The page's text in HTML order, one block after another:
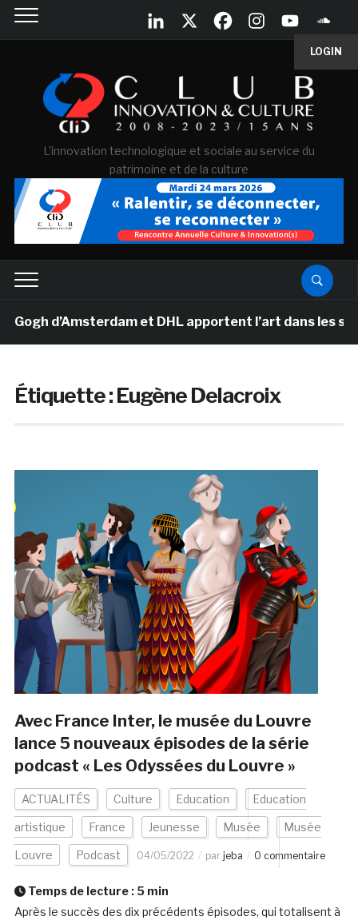
LOGIN
L'innovation technologique et sociale au service du
patrimoine et de la culture
d’Amsterdam et DHL apportent l’art dans les
Étiquette :Eugène Delacroix
Avec France Inter, le musée du Louvre
lance 5 nouveaux épisodes de la série
podcast « Les Odyssées du Louvre »
ACTUALITÉS Culture Education Education
artistique France Jeunesse Musée Musée
Louvre Podcast 04/05/2022 par jeba 0 commentaire
Temps de lecture : 5 min
Après le succès des dix précédents épisodes, qui totalisent à